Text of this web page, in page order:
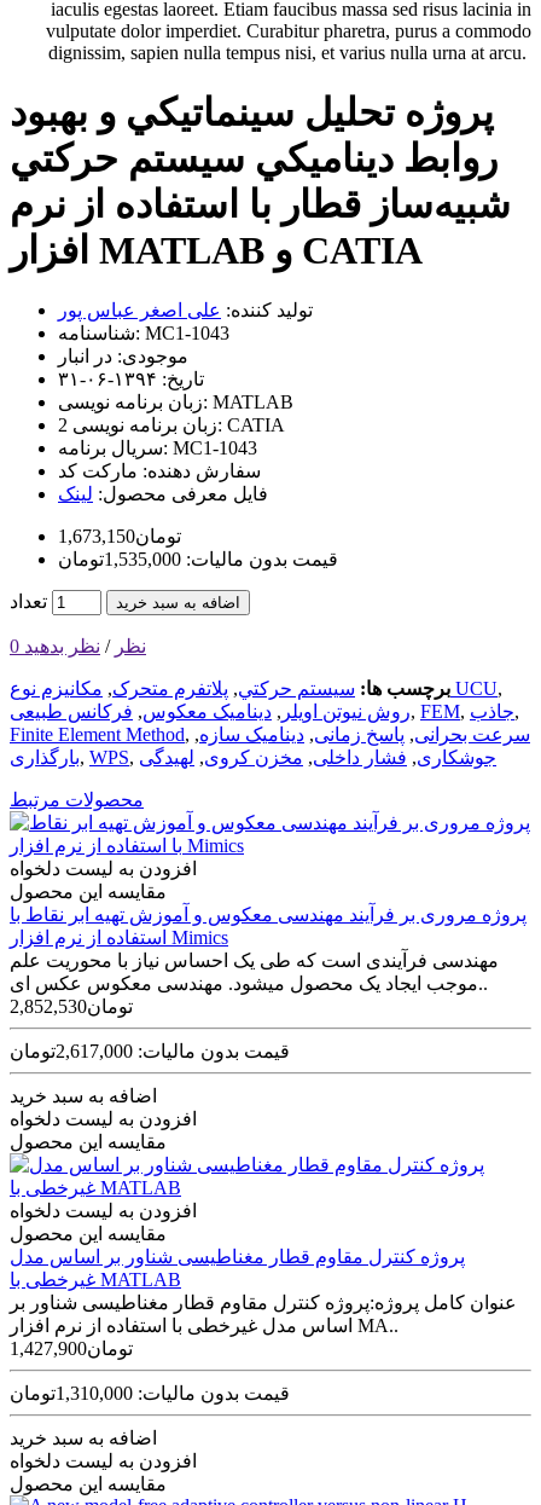
iaculis egestas laoreet. Etiam faucibus massa sed risus lacinia in
vulputate dolor imperdiet. Curabitur pharetra, purus a commodo
dignissim, sapien nulla tempus nisi, et varius nulla urna at arcu.
پروژه تحليل سينماتيکي و بهبود
روابط ديناميکي سيستم حرکتي
شبيه‌ساز قطار با استفاده از نرم
افزار MATLAB و CATIA
تولید کننده: علی اصغر عباس پور
شناسنامه: MC1-1043
موجودی: در انبار
تاریخ: ۱۳۹۴-۰۶-۳۱
زبان برنامه نویسی: MATLAB
زبان برنامه نویسی 2: CATIA
سریال برنامه: MC1-1043
سفارش دهنده: مارکت کد
فایل معرفی محصول: لینک
1,673,150تومان
قیمت بدون مالیات: 1,535,000تومان
تعداد اضافه به سبد خرید
0 نظر / نظر بدهید
برچسب ها: سيستم‌ حرکتي, پلاتفرم متحرک, مکانيزم نوع UCU,
روش نيوتن اويلر , ديناميک معکوس, فرکانس طبیعی , FEM‌, جاذب,
Finite Element Method, سرعت بحرانی, پاسخ زمانی, دینامیک سازه,
بارگذاری, WPS‌, جوشکاری, فشار داخلی, مخزن کروی, لهیدگی
محصولات مرتبط
افزودن به لیست دلخواه
مقایسه این محصول
پروژه مروری بر فرآیند مهندسی معکوس و آموزش تهیه ابر نقاط با
استفاده از نرم افزار Mimics
مهندسی فرآیندی است که طی یک احساس نیاز با محوریت علم
موجب ایجاد یک محصول می­شود. مهندسی معکوس عکس ای..
2,852,530تومان
قیمت بدون مالیات: 2,617,000تومان
اضافه به سبد خرید
افزودن به لیست دلخواه
مقایسه این محصول
افزودن به لیست دلخواه
مقایسه این محصول
پروژه کنترل مقاوم قطار مغناطیسی شناور بر اساس مدل
غیرخطی با MATLAB
عنوان کامل پروژه:پروژه کنترل مقاوم قطار مغناطیسی شناور بر
اساس مدل غیرخطی با استفاده از نرم افزار MA..
1,427,900تومان
قیمت بدون مالیات: 1,310,000تومان
اضافه به سبد خرید
افزودن به لیست دلخواه
مقایسه این محصول